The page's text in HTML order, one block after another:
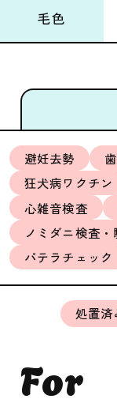
毛色
避妊去勢
狂犬病ワクチン
心雑音検査
ノミダニ検査・
パテラチェック
処置済
For